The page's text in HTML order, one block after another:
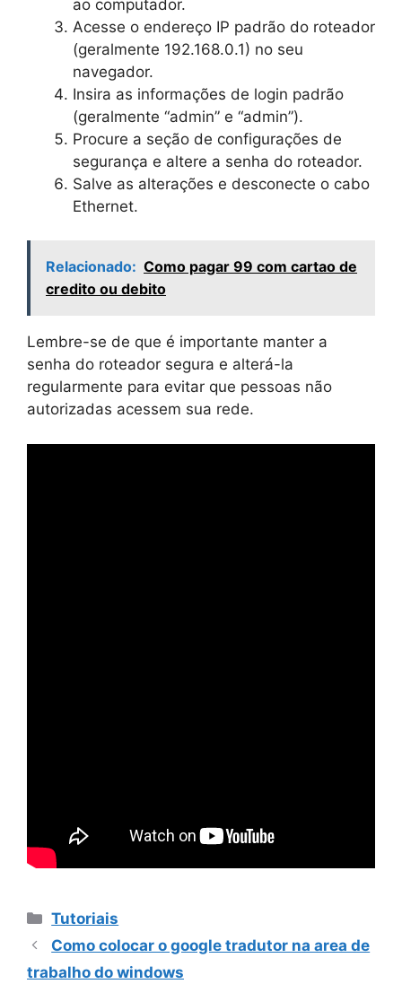
ao computador.
Acesse o endereço IP padrão do roteador
(geralmente 192.168.0.1) no seu
navegador.
Insira as informações de login padrão
(geralmente “admin” e “admin”).
Procure a seção de configurações de
segurança e altere a senha do roteador.
Salve as alterações e desconecte o cabo
Ethernet.
Relacionado: Como pagar 99 com cartao de
credito ou debito
Lembre-se de que é importante manter a
senha do roteador segura e alterá-la
regularmente para evitar que pessoas não
autorizadas acessem sua rede.
Categorias
Tutoriais
Como colocar o google tradutor na area de
trabalho do windows